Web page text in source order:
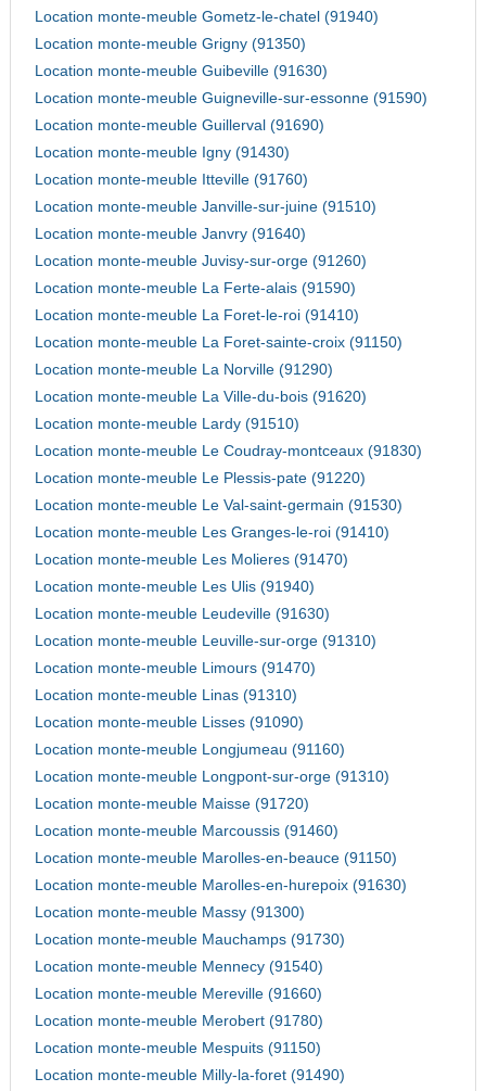
Location monte-meuble Gometz-le-chatel (91940)
Location monte-meuble Grigny (91350)
Location monte-meuble Guibeville (91630)
Location monte-meuble Guigneville-sur-essonne (91590)
Location monte-meuble Guillerval (91690)
Location monte-meuble Igny (91430)
Location monte-meuble Itteville (91760)
Location monte-meuble Janville-sur-juine (91510)
Location monte-meuble Janvry (91640)
Location monte-meuble Juvisy-sur-orge (91260)
Location monte-meuble La Ferte-alais (91590)
Location monte-meuble La Foret-le-roi (91410)
Location monte-meuble La Foret-sainte-croix (91150)
Location monte-meuble La Norville (91290)
Location monte-meuble La Ville-du-bois (91620)
Location monte-meuble Lardy (91510)
Location monte-meuble Le Coudray-montceaux (91830)
Location monte-meuble Le Plessis-pate (91220)
Location monte-meuble Le Val-saint-germain (91530)
Location monte-meuble Les Granges-le-roi (91410)
Location monte-meuble Les Molieres (91470)
Location monte-meuble Les Ulis (91940)
Location monte-meuble Leudeville (91630)
Location monte-meuble Leuville-sur-orge (91310)
Location monte-meuble Limours (91470)
Location monte-meuble Linas (91310)
Location monte-meuble Lisses (91090)
Location monte-meuble Longjumeau (91160)
Location monte-meuble Longpont-sur-orge (91310)
Location monte-meuble Maisse (91720)
Location monte-meuble Marcoussis (91460)
Location monte-meuble Marolles-en-beauce (91150)
Location monte-meuble Marolles-en-hurepoix (91630)
Location monte-meuble Massy (91300)
Location monte-meuble Mauchamps (91730)
Location monte-meuble Mennecy (91540)
Location monte-meuble Mereville (91660)
Location monte-meuble Merobert (91780)
Location monte-meuble Mespuits (91150)
Location monte-meuble Milly-la-foret (91490)